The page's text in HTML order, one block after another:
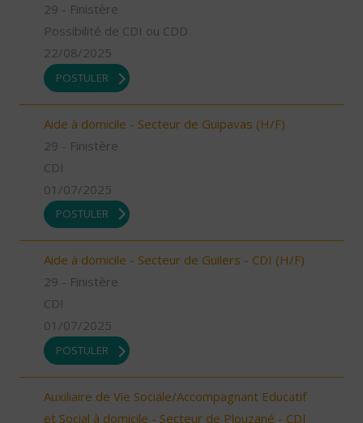
29 - Finistère
Possibilité de CDI ou CDD
22/08/2025
POSTULER
Aide à domicile - Secteur de Guipavas (H/F)
29 - Finistère
CDI
01/07/2025
POSTULER
Aide à domicile - Secteur de Guilers - CDI (H/F)
29 - Finistère
CDI
01/07/2025
POSTULER
Auxiliaire de Vie Sociale/Accompagnant Educatif
et Social à domicile - Secteur de Plouzané - CDI